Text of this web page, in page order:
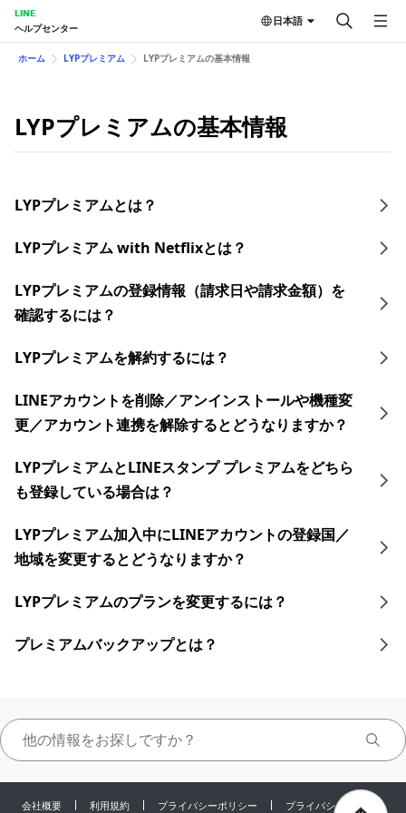
LINE
ヘルプセンター
日本語
ホーム LYPプレミアム LYPプレミアムの基本情報
LYPプレミアムの基本情報
LYPプレミアムとは？
LYPプレミアム with Netflixとは？
LYPプレミアムの登録情報（請求日や請求金額）を
確認するには？
LYPプレミアムを解約するには？
LINEアカウントを削除／アンインストールや機種変
更／アカウント連携を解除するとどうなりますか？
LYPプレミアムとLINEスタンプ プレミアムをどちら
も登録している場合は？
LYPプレミアム加入中に​LINEアカウントの​登録国／
地域を​変更すると​どうなりますか？​
LYPプレミアムのプランを変更するには？
プレミアムバックアップとは？
会社概要 利用規約 プライバシーポリシー プライバシーセンター